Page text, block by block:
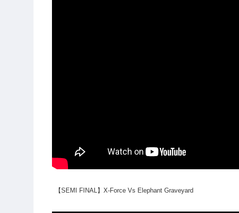
【SEMI FINAL】X-Force Vs Elephant Graveyard